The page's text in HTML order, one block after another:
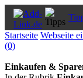
Startseite Webseite
(0)
Einkaufen &